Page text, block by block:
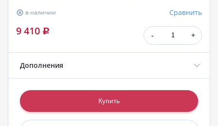
в наличии Сравнить
- +
9 410 Р
Дополнения